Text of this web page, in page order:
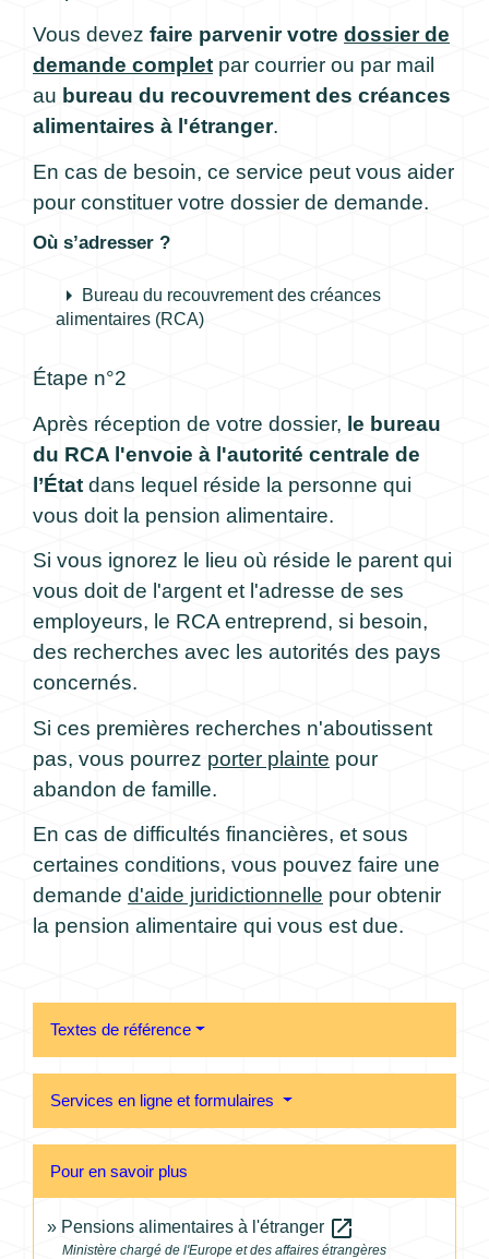
Vous devez faire parvenir votre dossier de
demande complet par courrier ou par mail
au bureau du recouvrement des créances
alimentaires à l'étranger.
En cas de besoin, ce service peut vous aider
pour constituer votre dossier de demande.
Où s’adresser ?
arrow_right
Bureau du recouvrement des créances
alimentaires (RCA)
Étape n°2
Après réception de votre dossier, le bureau
du RCA l'envoie à l'autorité centrale de
l’Étatdans lequel réside la personne qui
vous doit la pension alimentaire.
Si vous ignorez le lieu où réside le parent qui
vous doit de l'argent et l'adresse de ses
employeurs, le RCA entreprend, si besoin,
des recherches avec les autorités des pays
concernés.
Si ces premières recherches n'aboutissent
pas, vous pourrez porter plainte pour
abandon de famille.
En cas de difficultés financières, et sous
certaines conditions, vous pouvez faire une
demande d'aide juridictionnelle pour obtenir
la pension alimentaire qui vous est due.
Textes de référence
Services en ligne et formulaires
Pour en savoir plus
Pensions alimentaires à l'étranger open_in_new
Ministère chargé de l'Europe et des affaires étrangères